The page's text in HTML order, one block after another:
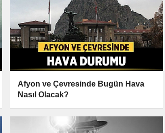
Afyon ve Çevresinde Bugün Hava
Nasıl Olacak?